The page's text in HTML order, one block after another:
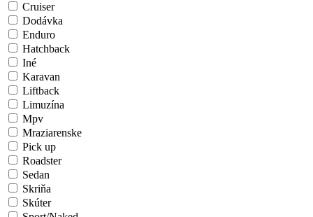
Cruiser
Dodávka
Enduro
Hatchback
Iné
Karavan
Liftback
Limuzína
Mpv
Mraziarenske
Pick up
Roadster
Sedan
Skriňa
Skúter